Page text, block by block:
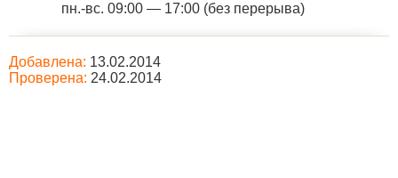
пн.-вс. 09:00 — 17:00 (без перерыва)
Добавлена: 13.02.2014
Проверена: 24.02.2014